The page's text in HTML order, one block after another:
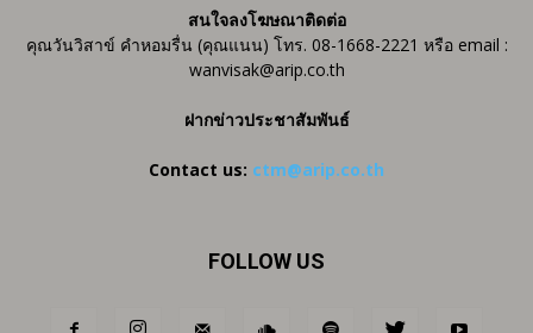
สนใจลงโฆษณาติดต่อ
คุณวันวิสาข์ คำหอมรื่น (คุณแนน) โทร. 08-1668-2221 หรือ email :
wanvisak@arip.co.th
ฝากข่าวประชาสัมพันธ์
Contact us: ctm@arip.co.th
FOLLOW US